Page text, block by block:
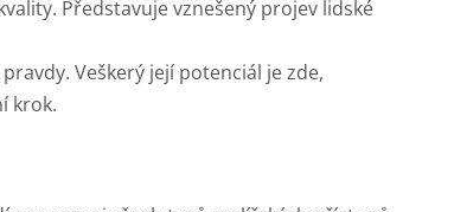
Představuje vznešený projev lidské
Veškerý její potenciál je zde,
krok.